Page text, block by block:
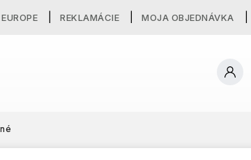
REKLAMÁCIE MOJA OBJEDNÁVKA